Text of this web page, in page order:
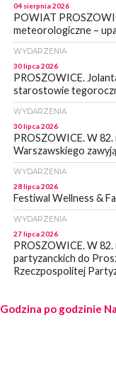
04 sierpnia 2026
POWIAT
meteorologiczne –
WYDARZENIA
30 lipca 2026
PROSZOWICE.
starostowie
WYDARZENIA
30 lipca 2026
PROSZOWICE. W
Warszawskiego
WYDARZENIA
28 lipca 2026
Festiwal Wellness &
WYDARZENIA
27 lipca 2026
PROSZOWICE. W
partyzanckich do
Rzeczpospolitej
27 lipca 2026
PROSZOWICE. Po
Godzina po godzinie